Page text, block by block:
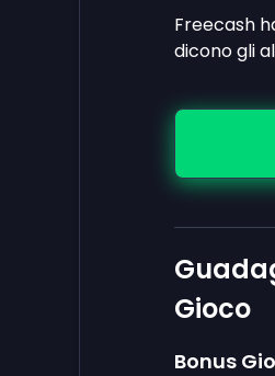
Freecash
dicono gli
Gioco
Bonus